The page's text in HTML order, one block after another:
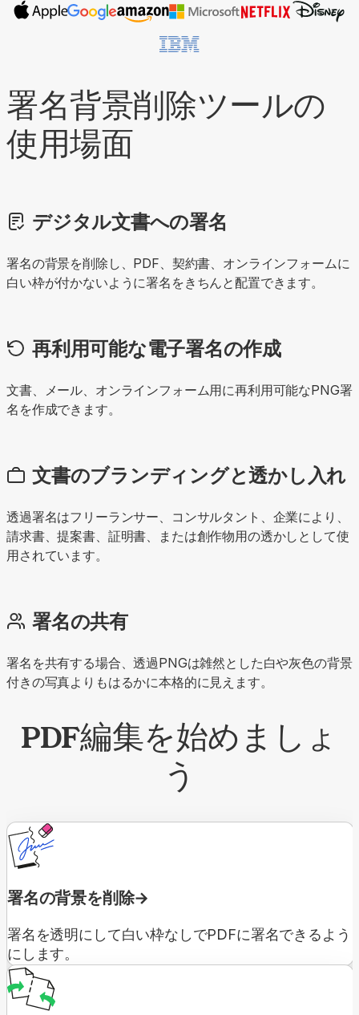
署名背景削除ツールの
使用場面
デジタル文書への署名
署名の背景を削除し、PDF、契約書、オンラインフォームに
白い枠が付かないように署名をきちんと配置できます。
再利用可能な電子署名の作成
文書、メール、オンラインフォーム用に再利用可能なPNG署
名を作成できます。
文書のブランディングと透かし入れ
透過署名はフリーランサー、コンサルタント、企業により、
請求書、提案書、証明書、または創作物用の透かしとして使
用されています。
署名の共有
署名を共有する場合、透過PNGは雑然とした白や灰色の背景
付きの写真よりもはるかに本格的に見えます。
PDF編集を始めましょ
う
署名の背景を削除
署名を透明にして白い枠なしでPDFに署名できるよう
にします。